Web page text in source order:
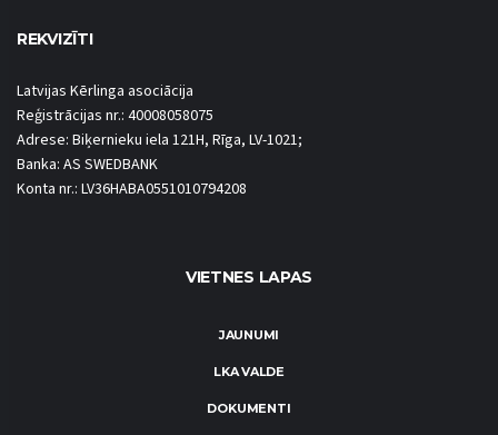
REKVIZĪTI
Latvijas Kērlinga asociācija
Reģistrācijas nr.: 40008058075
Adrese: Biķernieku iela 121H, Rīga, LV-1021;
Banka: AS SWEDBANK
Konta nr.: LV36HABA0551010794208
VIETNES LAPAS
JAUNUMI
LKA VALDE
DOKUMENTI